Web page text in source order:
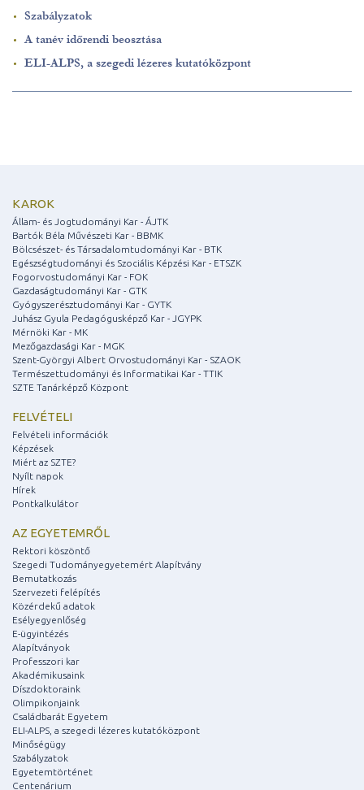
Szabályzatok
A tanév időrendi beosztása
ELI-ALPS, a szegedi lézeres kutatóközpont
KAROK
Állam- és Jogtudományi Kar - ÁJTK
Bartók Béla Művészeti Kar - BBMK
Bölcsészet- és Társadalomtudományi Kar - BTK
Egészségtudományi és Szociális Képzési Kar - ETSZK
Fogorvostudományi Kar - FOK
Gazdaságtudományi Kar - GTK
Gyógyszerésztudományi Kar - GYTK
Juhász Gyula Pedagógusképző Kar - JGYPK
Mérnöki Kar - MK
Mezőgazdasági Kar - MGK
Szent-Györgyi Albert Orvostudományi Kar - SZAOK
Természettudományi és Informatikai Kar - TTIK
SZTE Tanárképző Központ
FELVÉTELI
Felvételi információk
Képzések
Miért az SZTE?
Nyílt napok
Hírek
Pontkalkulátor
AZ EGYETEMRŐL
Rektori köszöntő
Szegedi Tudományegyetemért Alapítvány
Bemutatkozás
Szervezeti felépítés
Közérdekű adatok
Esélyegyenlőség
E-ügyintézés
Alapítványok
Professzori kar
Akadémikusaink
Díszdoktoraink
Olimpikonjaink
Családbarát Egyetem
ELI-ALPS, a szegedi lézeres kutatóközpont
Minőségügy
Szabályzatok
Egyetemtörténet
Centenárium